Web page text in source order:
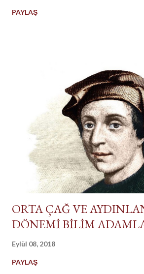
PAYLAŞ
ORTA ÇAĞ VE
DÖNEMİ BİLİM
Eylül 08, 2018
PAYLAŞ